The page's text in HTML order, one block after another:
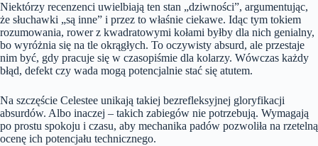
Niektórzy recenzenci uwielbiają ten stan „dziwności”, argumentując,
że słuchawki „są inne” i przez to właśnie ciekawe. Idąc tym tokiem
rozumowania, rower z kwadratowymi kołami byłby dla nich genialny,
bo wyróżnia się na tle okrągłych. To oczywisty absurd, ale przestaje
nim być, gdy pracuje się w czasopiśmie dla kolarzy. Wówczas każdy
błąd, defekt czy wada mogą potencjalnie stać się atutem.
Na szczęście Celestee unikają takiej bezrefleksyjnej gloryfikacji
absurdów. Albo inaczej – takich zabiegów nie potrzebują. Wymagają
po prostu spokoju i czasu, aby mechanika padów pozwoliła na rzetelną
ocenę ich potencjału technicznego.